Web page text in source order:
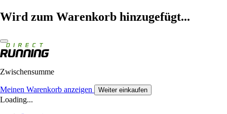
Wird zum Warenkorb hinzugefügt...
Zwischensumme
Meinen Warenkorb anzeigen Weiter einkaufen
Loading...